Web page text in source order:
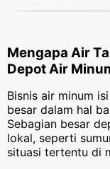
Mengapa Air
Depot Air
Bisnis air minum
besar dalam hal
Sebagian besar
lokal, seperti
situasi tertentu di